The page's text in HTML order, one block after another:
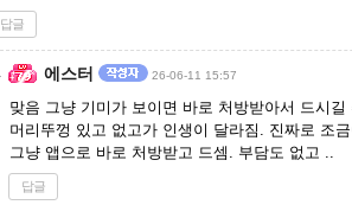
답글
에스터 26-06-11 15:57
맞음 그냥 기미가 보이면 바로 처방받아서 드시길
머리뚜껑 있고 없고가 인생이 달라짐. 진짜로 조
그냥 앱으로 바로 처방받고 드셈. 부담도 없고 ..
답글